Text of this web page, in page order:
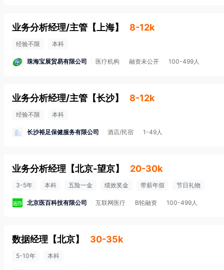
业务分析经理/主管 【 上海】 8-12k
经验不限 本科
珠海宝展贸易有限公司 医疗机构 融资未公开 100-499人
业务分析经理/主管 【长沙】 8-12k
经验不限 本科
长沙裕足保健服务有限公司 酒店/民宿 1-49人
业务分析经理 【北京-望京】 20-30k
3-5年 本科 五险一金 绩效奖金 带薪年假 节日礼物
北京医百科技有限公司 互联网医疗 B轮融资 100-499人
数据经理 【北京】 30-35k
5-10年 本科